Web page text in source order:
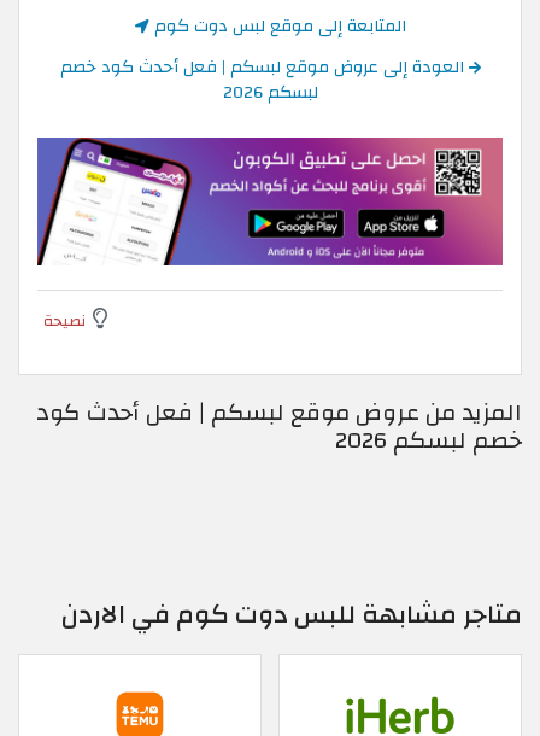
المتابعة إلى موقع لبس دوت كوم
العودة إلى عروض موقع لبسكم | فعل أحدث كود خصم
لبسكم 2026
نصيحة
المزيد من عروض موقع لبسكم | فعل أحدث كود
خصم لبسكم 2026
متاجر مشابهة للبس دوت كوم في الاردن